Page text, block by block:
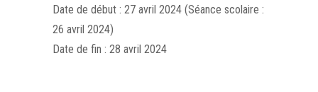
Date de début : 27 avril 2024 (Séance scolaire :
26 avril 2024)
Date de fin : 28 avril 2024